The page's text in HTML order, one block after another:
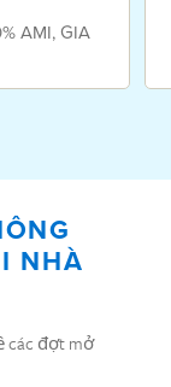
AMI,GIA
NHÀ
các đợt mở